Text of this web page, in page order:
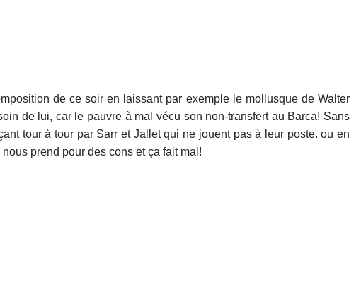
de ce soir en laissant par exemple le mollusque de Walter
de lui, car le pauvre à mal vécu son non-transfert au Barca! Sans
tour à tour par Sarr et Jallet qui ne jouent pas à leur poste. ou en
prend pour des cons et ça fait mal!